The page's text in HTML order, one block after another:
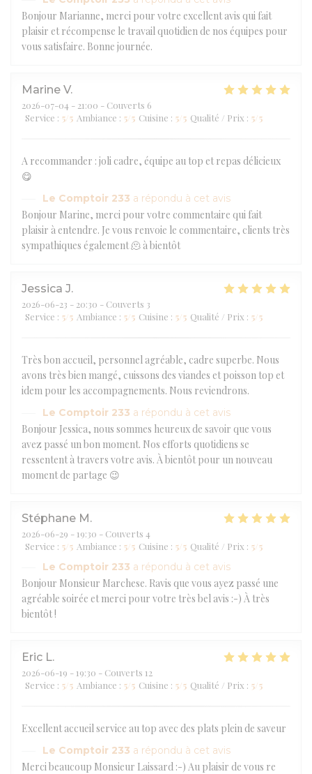
Bonjour Marianne, merci pour votre excellent avis qui fait
plaisir et récompense le travail quotidien de nos équipes pour
vous satisfaire. Bonne journée.
Marine V
2026-07-04 - 21:00 - Couverts 6
Service : 5/5 Ambiance : 5/5 Cuisine : 5/5 Qualité / Prix : 5/5
A recommander : joli cadre, équipe au top et repas délicieux
😋
Le Comptoir 233 a répondu à cet avis
Bonjour Marine, merci pour votre commentaire qui fait
plaisir à entendre. Je vous renvoie le commentaire, clients très
sympathiques également 🫠 à bientôt
Jessica J
2026-06-23 - 20:30 - Couverts 3
Service : 5/5 Ambiance : 5/5 Cuisine : 5/5 Qualité / Prix : 5/5
Très bon accueil, personnel agréable, cadre superbe. Nous
avons très bien mangé, cuissons des viandes et poisson top et
idem pour les accompagnements. Nous reviendrons.
Le Comptoir 233 a répondu à cet avis
Bonjour Jessica, nous sommes heureux de savoir que vous
avez passé un bon moment. Nos efforts quotidiens se
ressentent à travers votre avis. À bientôt pour un nouveau
moment de partage 😉
Stéphane M
2026-06-29 - 19:30 - Couverts 4
Service : 5/5 Ambiance : 5/5 Cuisine : 5/5 Qualité / Prix : 5/5
Le Comptoir 233 a répondu à cet avis
Bonjour Monsieur Marchese. Ravis que vous ayez passé une
agréable soirée et merci pour votre très bel avis :-) À très
bientôt !
Eric L
2026-06-19 - 19:30 - Couverts 12
Service : 5/5 Ambiance : 5/5 Cuisine : 5/5 Qualité / Prix : 5/5
Excellent accueil service au top avec des plats plein de saveur
Le Comptoir 233 a répondu à cet avis
Merci beaucoup Monsieur Laissard :-) Au plaisir de vous re